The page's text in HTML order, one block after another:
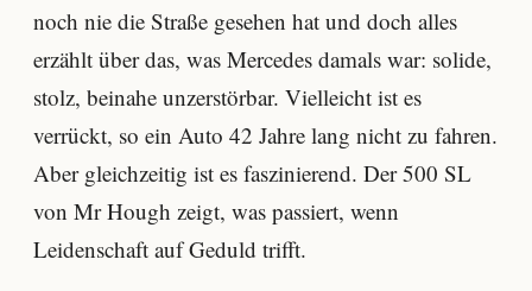
noch nie die Straße gesehen hat und doch alles
erzählt über das, was Mercedes damals war: solide,
stolz, beinahe unzerstörbar. Vielleicht ist es
verrückt, so ein Auto 42 Jahre lang nicht zu fahren.
Aber gleichzeitig ist es faszinierend. Der 500 SL
von Mr Hough zeigt, was passiert, wenn
Leidenschaft auf Geduld trifft.